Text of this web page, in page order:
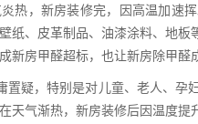
热，新房装修完，因高温加速
纸、皮革制品、油漆涂料、地
新房甲醛超标，也让新房除甲醛
置疑，特别是对儿童、老人、
天气渐热，新房装修后因温度